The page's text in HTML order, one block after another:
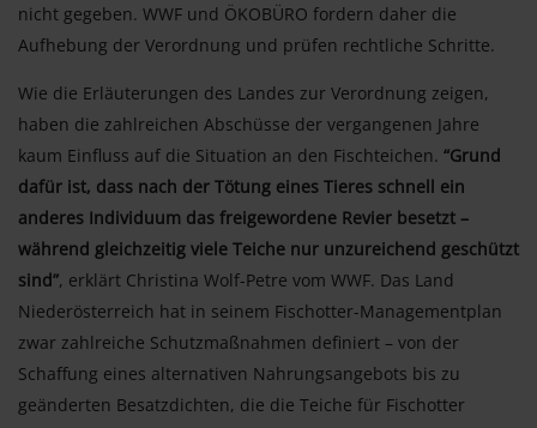
nicht gegeben. WWF und ÖKOBÜRO fordern daher die
Aufhebung der Verordnung und prüfen rechtliche Schritte.
Wie die Erläuterungen des Landes zur Verordnung zeigen,
haben die zahlreichen Abschüsse der vergangenen Jahre
kaum Einfluss auf die Situation an den Fischteichen. “Grund
dafür ist, dass nach der Tötung eines Tieres schnell ein
anderes Individuum das freigewordene Revier besetzt –
während gleichzeitig viele Teiche nur unzureichend geschützt
sind”, erklärt Christina Wolf-Petre vom WWF. Das Land
Niederösterreich hat in seinem Fischotter-Managementplan
zwar zahlreiche Schutzmaßnahmen definiert – von der
Schaffung eines alternativen Nahrungsangebots bis zu
geänderten Besatzdichten, die die Teiche für Fischotter